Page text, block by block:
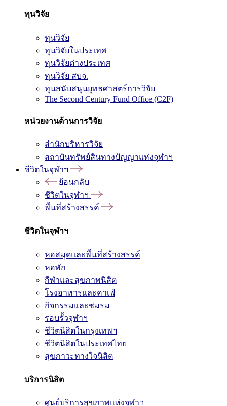
ทุนวิจัย
ทุนวิจัย
ทุนวิจัยในประเทศ
ทุนวิจัยต่างประเทศ
ทุนวิจัย สบจ.
ทุนสนับสนุนยุทธศาสตร์การวิจัย
The Second Century Fund Office (C2F)
หน่วยงานด้านการวิจัย
สำนักบริหารวิจัย
สถาบันทรัพย์สินทางปัญญาแห่งจุฬาฯ
ชีวิตในจุฬาฯ
ย้อนกลับ
ชีวิตในจุฬาฯ
พื้นที่สร้างสรรค์
ชีวิตในจุฬาฯ
หอสมุดและพื้นที่สร้างสรรค์
หอพัก
กีฬาและสุขภาพนิสิต
โรงอาหารและคาเฟ่
กิจกรรมและชมรม
รอบรั้วจุฬาฯ
ชีวิตนิสิตในกรุงเทพฯ
ชีวิตนิสิตในประเทศไทย
สุขภาวะทางใจนิสิต
บริการนิสิต
ศูนย์บริการสุขภาพแห่งจุฬาฯ